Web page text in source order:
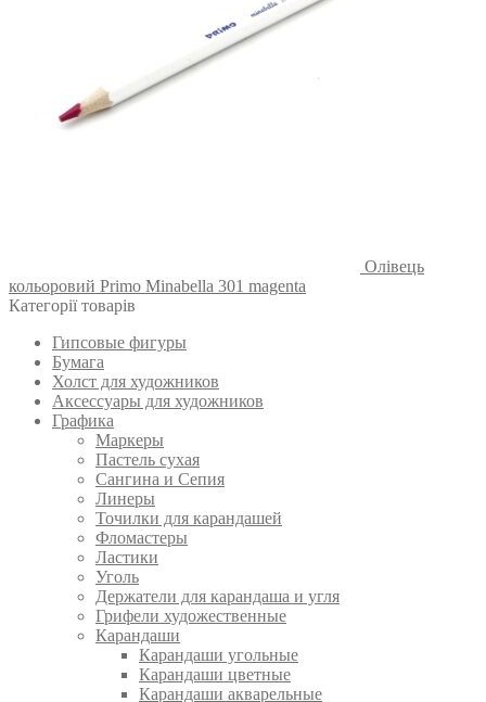
Олівець
кольоровий Primo Minabella 301 magenta
Категорії товарів
Гипсовые фигуры
Бумага
Холст для художников
Аксессуары для художников
Графика
Маркеры
Пастель сухая
Сангина и Сепия
Линеры
Точилки для карандашей
Фломастеры
Ластики
Уголь
Держатели для карандаша и угля
Грифели художественные
Карандаши
Карандаши угольные
Карандаши цветные
Карандаши акварельные